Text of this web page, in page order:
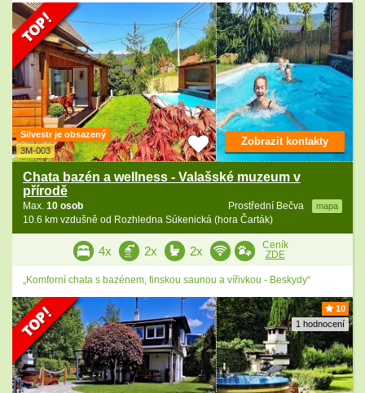
Silvestr je obsazený
3M-003
Chata bazén a wellness - Valašské muzeum v
přírodě
Prostřední Bečva mapa
Max. 10 osob
10.6 km vzdušně od Rozhledna Súkenická (hora Čarták)
Zobrazit kontakty
4x 2x 2x
Ceník
ZDE
„Komforní chata s bazénem, finskou saunou a vířivkou - Beskydy“
10
1 hodnocení